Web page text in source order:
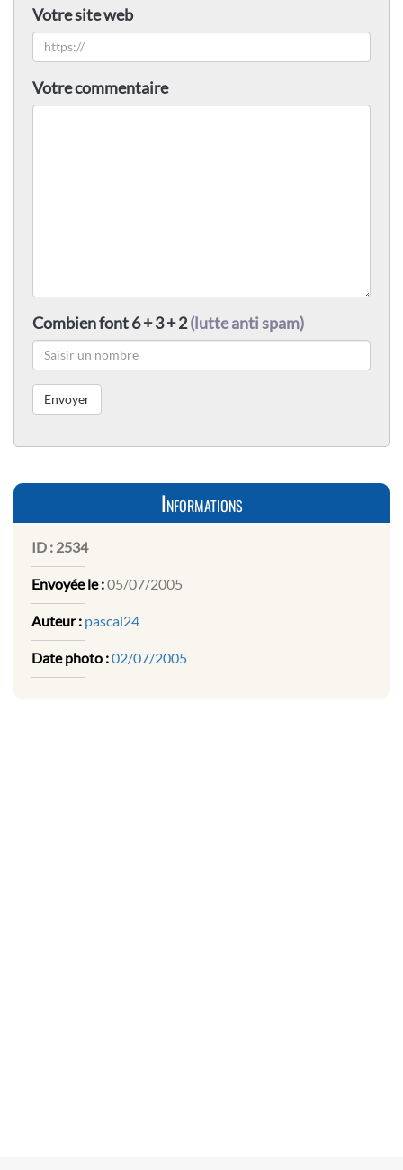
Votre site web
Votre commentaire
Combien font 6 + 3 + 2(lutte anti spam)
Informations
ID : 2534
Envoyée le :05/07/2005
Auteur : pascal24
Date photo :02/07/2005